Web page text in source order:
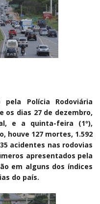
Polícia Rodoviária
os dias 27 de dezembro,
e a quinta-feira (1º),
houve 127 mortes, 1.592
acidentes nas rodovias
apresentados pela
em alguns dos índices
do país.